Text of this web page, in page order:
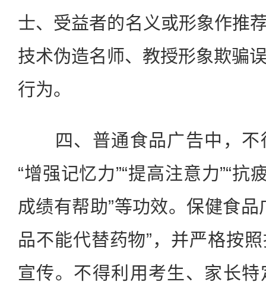
士、受益者的名义或形象作推
技术伪造名师、教授形象欺骗
行为。
四、普通食品广告中，不
“增强记忆力”“提高注意力”“抗
成绩有帮助”等功效。保健食
品不能代替药物”，并严格按
宣传。不得利用考生、家长